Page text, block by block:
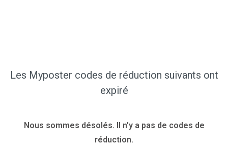
Les Myposter codes de réduction suivants ont
expiré
Nous sommes désolés. Il n'y a pas de codes de
réduction.